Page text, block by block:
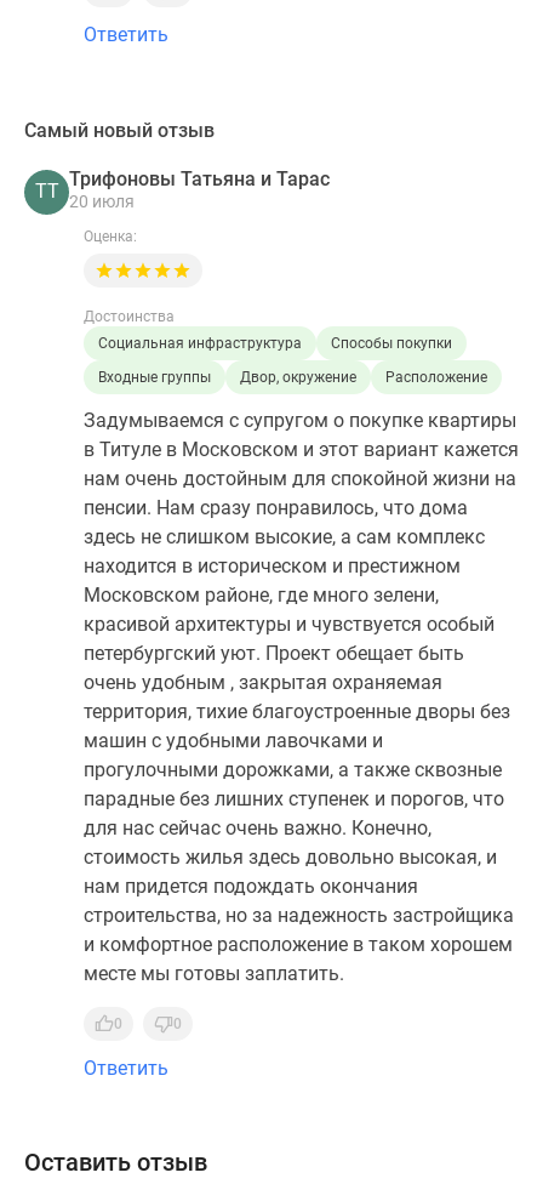
Ответить
Самый новый отзыв
ТТ
Трифоновы Татьяна и Тарас
20 июля
Оценка:
Достоинства
Социальная инфраструктура
Способы покупки
Входные группы
Двор, окружение Расположение
Задумываемся с супругом о покупке квартиры
в Титуле в Московском и этот вариант кажется
нам очень достойным для спокойной жизни на
пенсии. Нам сразу понравилось, что дома
здесь не слишком высокие, а сам комплекс
находится в историческом и престижном
Московском районе, где много зелени,
красивой архитектуры и чувствуется особый
петербургский уют. Проект обещает быть
очень удобным , закрытая охраняемая
территория, тихие благоустроенные дворы без
машин с удобными лавочками и
прогулочными дорожками, а также сквозные
парадные без лишних ступенек и порогов, что
для нас сейчас очень важно. Конечно,
стоимость жилья здесь довольно высокая, и
нам придется подождать окончания
строительства, но за надежность застройщика
и комфортное расположение в таком хорошем
месте мы готовы заплатить.
0 0
Ответить
Оставить отзыв